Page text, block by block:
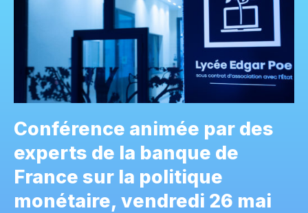
Conférence animée par des
experts de la banque de
France sur la politique
monétaire, vendredi 26 mai